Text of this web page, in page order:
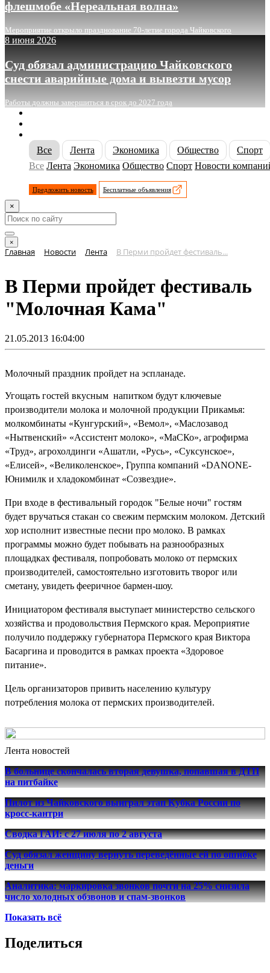
флешмобе «Нереальная волна»
Мероприятие открыло празднование 70-летие города Чайковского
8 июня 2026
Суд обязал администрацию Чайковского
снести аварийные дома и вывезти мусор
Работы должны завершиться в срок до 2027 года
Все
Лента Экономика Общество
Спорт
Все Лента Экономика Общество Спорт Новости
Предложить новость Бесплатные объявления
×
×
Главная Новости Лента В Перми пройдет фестиваль...
В Перми пройдет фестиваль
"Молочная Кама"
21.05.2013 16:04:00
Молочный праздник пройдет на эспланаде.
Угощать гостей вкусным напитком будут ключевые
производители молока и молочной продукции Прикамья:
молкомбинаты «Кунгурский», «Вемол», «Маслозавод
«Нытвенский» «Ассистент молоко», «МаСКо», агрофирма
«Труд», агрохолдинги «Ашатли, «Русь», «Суксунское»,
«Елисей», «Великоленское», Группа компаний «DANONE-
Юнимилк и хладокомбинат «Созвездие».
При входе в фестивальный городок "Белые ночи" гостям
будет вручаться стакан со свежим пермским молоком. Детский
хор исполнит известные песни про молоко. В рамках
программы можно будет побывать на разнообразных
площадках фестиваля, попробовать молоко от пермских
производителей, самостоятельно изготовить творог или
сметану, увидеть фееричное бармен-шоу.
Инициатором фестиваля выступает министерство сельского
хозяйства и продовольствия Пермского края. Мероприятие
получило поддержку губернатора Пермского края Виктора
Басаргина и проводится в рамках проекта «Здоровое
питание».
Цель организаторов привить населению культуру
потребления молока от пермских производителей.
Лента новостей
В больнице скончалась вторая девушка, попавшая в ДТП
на питбайке
Пилот из Чайковского выиграл этап Кубка России по
кросс-кантри
Сводка ГАИ: с 27 июля по 2 августа
Суд обязал женщину вернуть переведённые ей по ошибке
деньги
Аналитика: маркировка звонков почти на 25% снизила
число холодных обзвонов и спам-звонков
Показать всё
Поделиться